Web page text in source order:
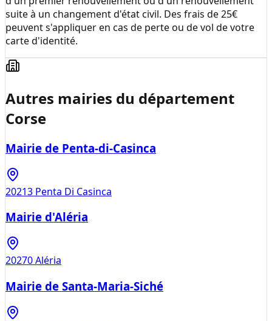
suite à un changement d'état civil. Des frais de 25€
peuvent s'appliquer en cas de perte ou de vol de votre
carte d'identité.
Autres mairies du département
Corse
Mairie de Penta-di-Casinca
20213 Penta Di Casinca
Mairie d'Aléria
20270Aléria
Mairie de Santa-Maria-Siché